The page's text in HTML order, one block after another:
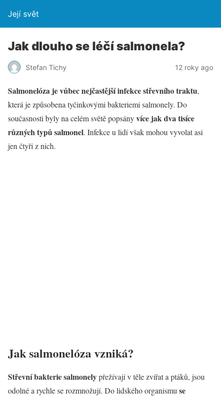
Její svět
Jak dlouho se léčí salmonela?
Stefan Tichy 12 roky ago
Salmonelóza je vůbec nejčastější infekce střevního traktu,
která je způsobena tyčinkovými bakteriemi salmonely. Do
současnosti byly na celém světě popsányvíce jak dva tisíce
různých typů salmonel. Infekce u lidí však mohou vyvolat asi
jen čtyři z nich.
Jak salmonelóza vzniká?
Střevní bakterie salmonelypřežívají v těle zvířat a ptáků, jsou
odolné a rychle se rozmnožují. Do lidského organismuse